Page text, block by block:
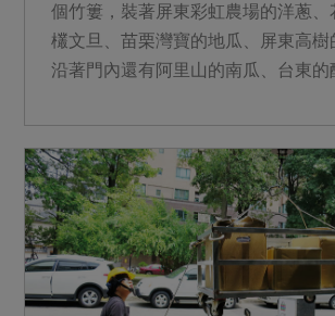
個竹簍，裝著屏東彩虹農場的洋蔥、
欉文旦、苗栗灣寶的地瓜、屏東高樹
沿著門內還有阿里山的南瓜、台東的